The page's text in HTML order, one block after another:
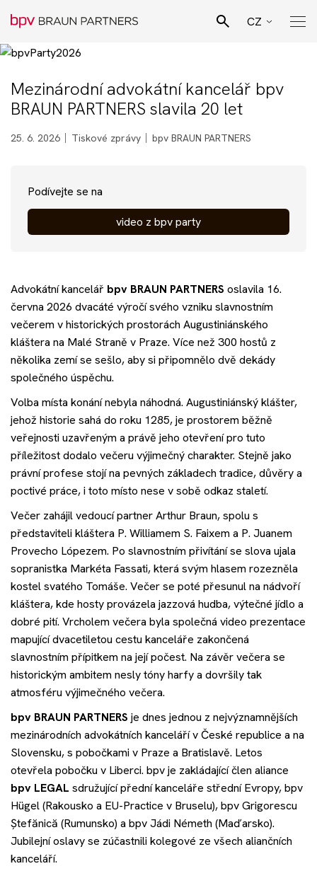
Pro Bono poradenství
Naši lidé
Podnikatelské sektory
Novinky
Akce
Nechte si poradit
CZ
Mezinárodní advokátní kancelář bpv
BRAUN PARTNERS slavila 20 let
25. 6. 2026 Tiskové zprávy bpv BRAUN PARTNERS
Podívejte se na
video z bpv party
Advokátní kancelář bpv BRAUN PARTNERS oslavila 16.
června 2026 dvacáté výročí svého vzniku slavnostním
večerem v historických prostorách Augustiniánského
kláštera na Malé Straně v Praze. Více než 300 hostů z
několika zemí se sešlo, aby si připomnělo dvě dekády
společného úspěchu.
Volba místa konání nebyla náhodná. Augustiniánský klášter,
jehož historie sahá do roku 1285, je prostorem běžně
veřejnosti uzavřeným a právě jeho otevření pro tuto
příležitost dodalo večeru výjimečný charakter. Stejně jako
právní profese stojí na pevných základech tradice, důvěry a
poctivé práce, i toto místo nese v sobě odkaz staletí.
Večer zahájil vedoucí partner Arthur Braun, spolu s
představiteli kláštera P. Williamem S. Faixem a P. Juanem
Provecho Lópezem. Po slavnostním přivítání se slova ujala
sopranistka Markéta Fassati, která svým hlasem rozezněla
kostel svatého Tomáše. Večer se poté přesunul na nádvoří
kláštera, kde hosty provázela jazzová hudba, výtečné jídlo a
dobré pití. Vrcholem večera byla společná video prezentace
mapující dvacetiletou cestu kanceláře zakončená
slavnostním přípitkem na její počest. Na závěr večera se
historickým ambitem nesly tóny harfy a dovršily tak
atmosféru výjimečného večera.
bpv BRAUN PARTNERS je dnes jednou z nejvýznamnějších
mezinárodních advokátních kanceláří v České republice a na
Slovensku, s pobočkami v Praze a Bratislavě. Letos
otevřela pobočku v Liberci. bpv je zakládající člen aliance
bpv LEGAL sdružující přední kanceláře střední Evropy, bpv
Hügel (Rakousko a EU-Practice v Bruselu), bpv Grigorescu
Ștefănică (Rumunsko) a bpv Jádi Németh (Maďarsko).
Jubilejní oslavy se zúčastnili kolegové ze všech aliančních
kanceláří.